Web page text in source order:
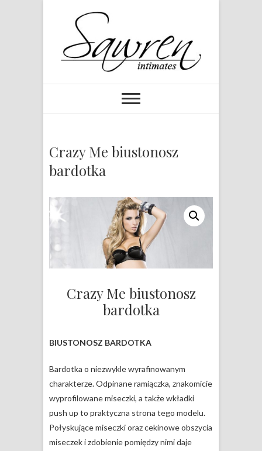
Crazy Me biustonosz
bardotka
Crazy Me biustonosz
bardotka
BIUSTONOSZ BARDOTKA
Bardotka o niezwykle wyrafinowanym
charakterze. Odpinane ramiączka, znakomicie
wyprofilowane miseczki, a także wkładki
push up to praktyczna strona tego modelu.
Połyskujące miseczki oraz cekinowe obszycia
miseczek i zdobienie pomiędzy nimi daje